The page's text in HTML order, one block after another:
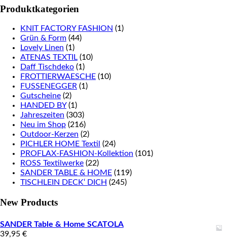
Produktkategorien
KNIT FACTORY FASHION (1)
Grün & Form (44)
Lovely Linen (1)
ATENAS TEXTIL (10)
Daff Tischdeko (1)
FROTTIERWAESCHE (10)
FUSSENEGGER (1)
Gutscheine (2)
HANDED BY (1)
Jahreszeiten (303)
Neu im Shop (216)
Outdoor-Kerzen (2)
PICHLER HOME Textil (24)
PROFLAX-FASHION-Kollektion (101)
ROSS Textilwerke (22)
SANDER TABLE & HOME (119)
TISCHLEIN DECK‘ DICH (245)
New Products
SANDER Table & Home SCATOLA
39,95 €